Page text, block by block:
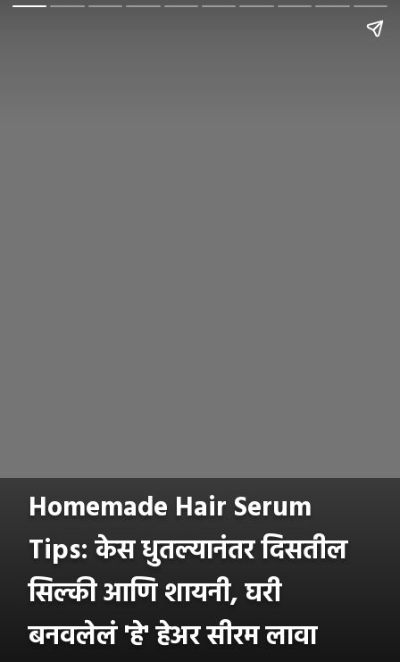
Homemade Hair Serum
Tips: केस धुतल्यानंतर दिसतील
सिल्की आणि शायनी, घरी
बनवलेलं 'हे' हेअर सीरम लावा